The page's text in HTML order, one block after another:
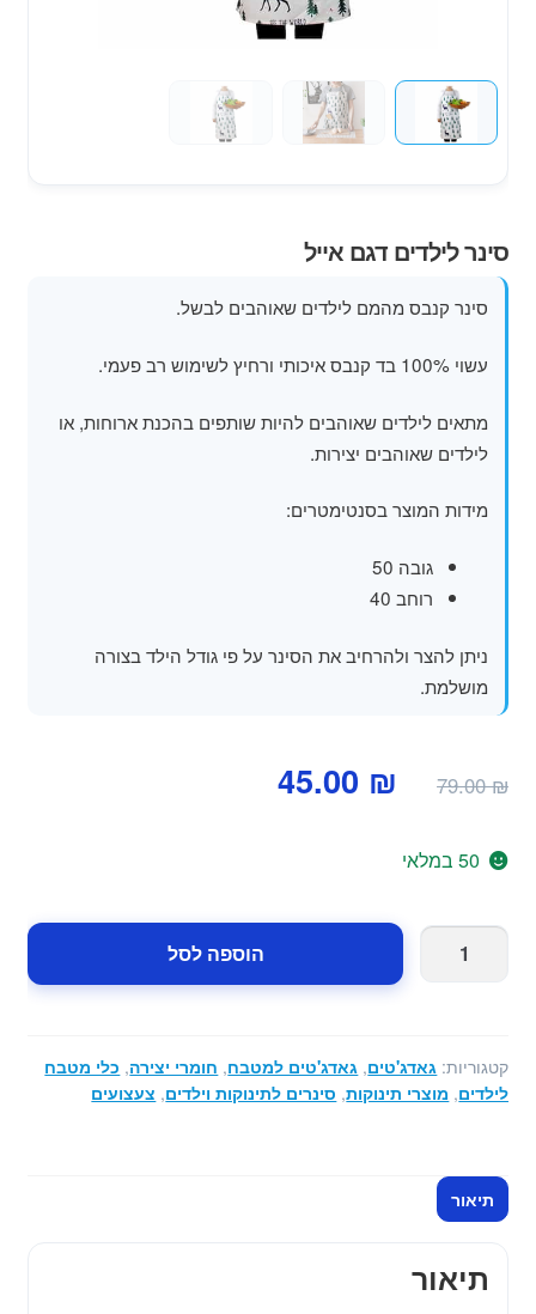
משחקי חצר לגן ילדים
פופים
סינר לילדים דגם אייל
סינר קנבס מהמם לילדים שאוהבים לבשל.
עשוי 100% בד קנבס איכותי ורחיץ לשימוש רב פעמי.
מתאים לילדים שאוהבים להיות שותפים בהכנת ארוחות, או
לילדים שאוהבים יצירות.
מידות המוצר בסנטימטרים:
גובה 50
רוחב 40
ניתן להצר ולהרחיב את הסינר על פי גודל הילד בצורה
מושלמת.
79.00₪
המחיר45.00 ₪
המחיר
50 במלאי
כמות
דגם
אייל
הוספה לסל
קטגוריות: גאדג'טים, גאדג'טים למטבח, חומרי יצירה, כלי מטבח
לילדים, מוצרי תינוקות, סינרים לתינוקות וילדים, צעצועים
תיאור
תיאור